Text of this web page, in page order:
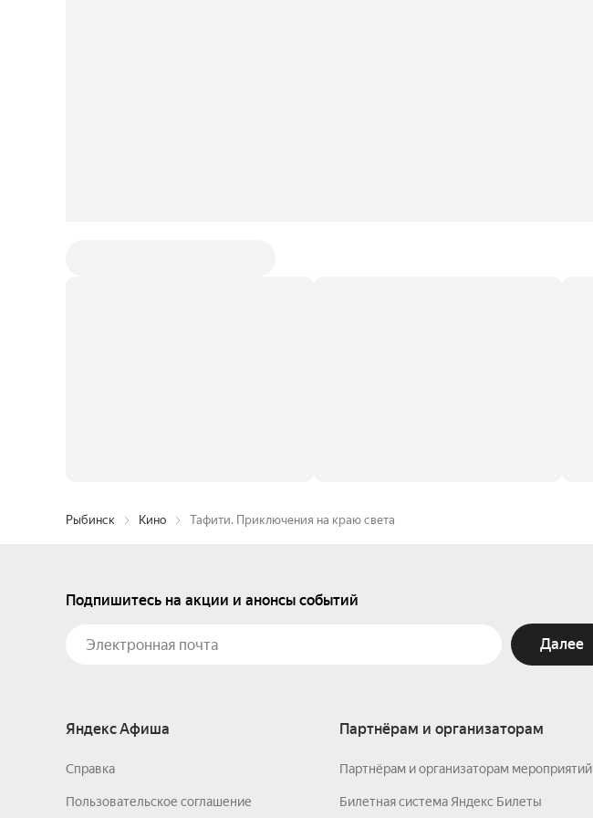
Рыбинск Кино Тафити. Приключения на краю света
Подпишитесь на акции и анонсы событий
Далее
Яндекс Афиша
Справка
Пользовательское соглашение
Партнёрам и организаторам
Партнёрам и организаторам мероприятий
Билетная система Яндекс Билеты